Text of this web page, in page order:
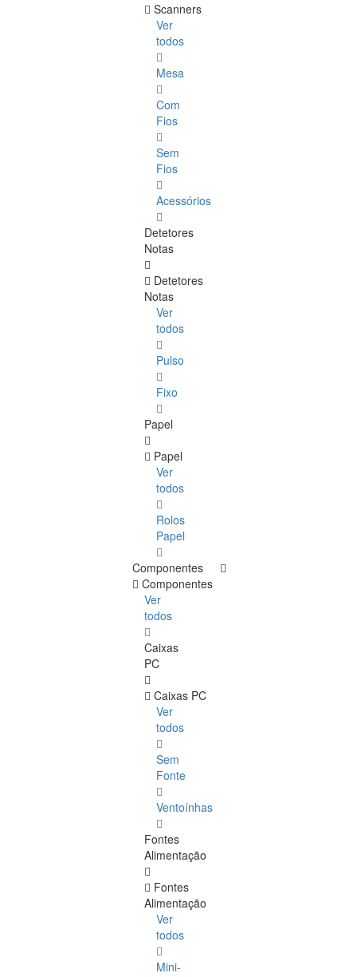
Scanners
Ver
todos
Mesa
Com
Fios
Sem
Fios
Acessórios
Detetores
Notas
Detetores
Notas
Ver
todos
Pulso
Fixo
Papel
Papel
Ver
todos
Rolos
Papel
Componentes
Componentes
Ver
todos
Caixas
PC
Caixas PC
Ver
todos
Sem
Fonte
Ventoínhas
Fontes
Alimentação
Fontes
Alimentação
Ver
todos
Mini-